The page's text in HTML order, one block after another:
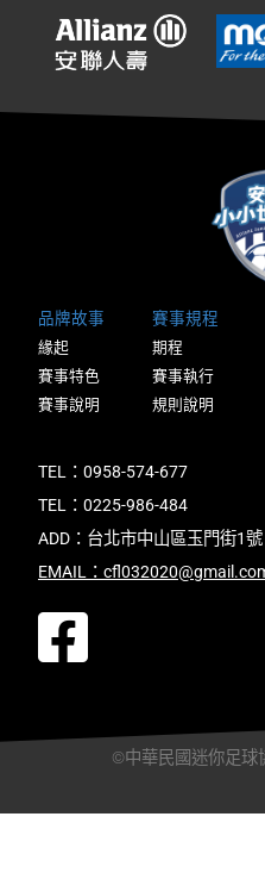
品牌故事
緣起
賽事特色
賽事說明
賽事規程
期程
賽事執行
規則說明
TEL：0958-574-677
TEL：0225-986-484
ADD：台北市中山區玉門街1號
EMAIL：
©中華民國迷你足球